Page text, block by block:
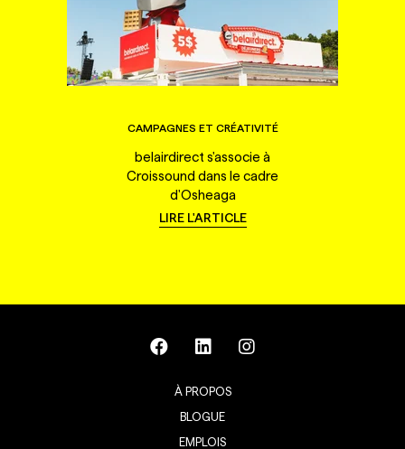
CAMPAGNES ET CRÉATIVITÉ
belairdirect s'associe à
Croissound dans le cadre
d'Osheaga
LIRE L'ARTICLE
À PROPOS
BLOGUE
EMPLOIS